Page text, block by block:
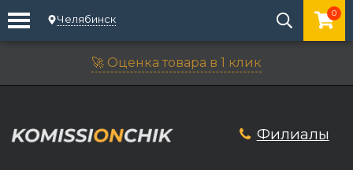
Челябинск 0
🚀 Оценка товара в 1 клик
Филиалы